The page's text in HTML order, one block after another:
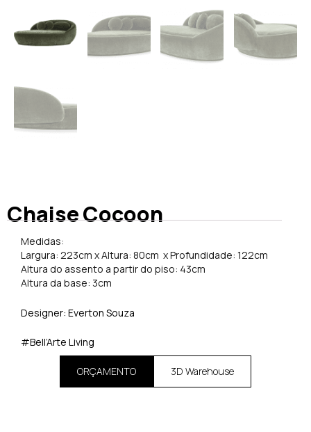
Chaise Cocoon
Medidas:
Largura: 223cm x Altura: 80cm x Profundidade: 122cm
Altura do assento a partir do piso: 43cm
Altura da base: 3cm
Designer: Everton Souza
#Bell’Arte Living
ORÇAMENTO 3D Warehouse